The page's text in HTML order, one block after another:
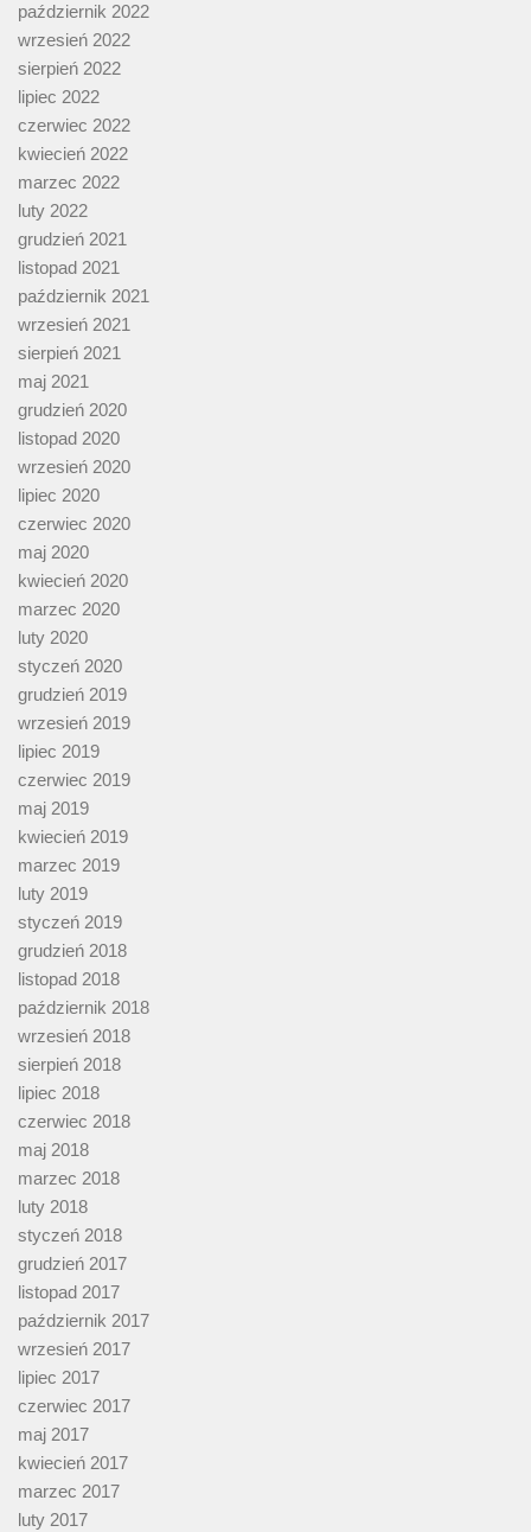
październik 2022
wrzesień 2022
sierpień 2022
lipiec 2022
czerwiec 2022
kwiecień 2022
marzec 2022
luty 2022
grudzień 2021
listopad 2021
październik 2021
wrzesień 2021
sierpień 2021
maj 2021
grudzień 2020
listopad 2020
wrzesień 2020
lipiec 2020
czerwiec 2020
maj 2020
kwiecień 2020
marzec 2020
luty 2020
styczeń 2020
grudzień 2019
wrzesień 2019
lipiec 2019
czerwiec 2019
maj 2019
kwiecień 2019
marzec 2019
luty 2019
styczeń 2019
grudzień 2018
listopad 2018
październik 2018
wrzesień 2018
sierpień 2018
lipiec 2018
czerwiec 2018
maj 2018
marzec 2018
luty 2018
styczeń 2018
grudzień 2017
listopad 2017
październik 2017
wrzesień 2017
lipiec 2017
czerwiec 2017
maj 2017
kwiecień 2017
marzec 2017
luty 2017